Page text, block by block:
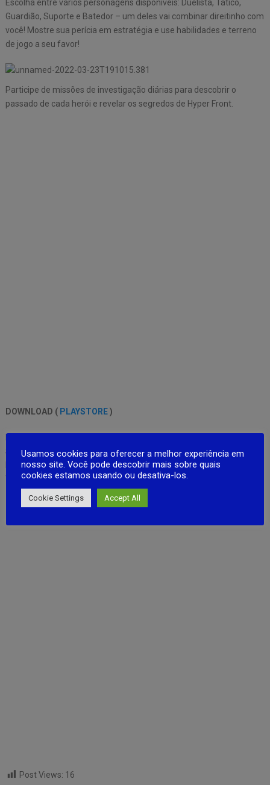
Escolha entre vários personagens disponíveis: Duelista, Tático,
Guardião, Suporte e Batedor – um deles vai combinar direitinho com
você! Mostre sua perícia em estratégia e use habilidades e terreno
de jogo a seu favor!
Participe de missões de investigação diárias para descobrir o
passado de cada herói e revelar os segredos de Hyper Front.
DOWNLOAD ( PLAYSTORE)
Desenvolvedora: Netease
Status: Online
Requer Android : 5.0 +
Tamanho: 1,6 Gb
Post Views: 16
Usamos cookies para oferecer a melhor experiência em
nosso site. Você pode descobrir mais sobre quais
cookies estamos usando ou desativa-los.
Cookie Settings Accept All